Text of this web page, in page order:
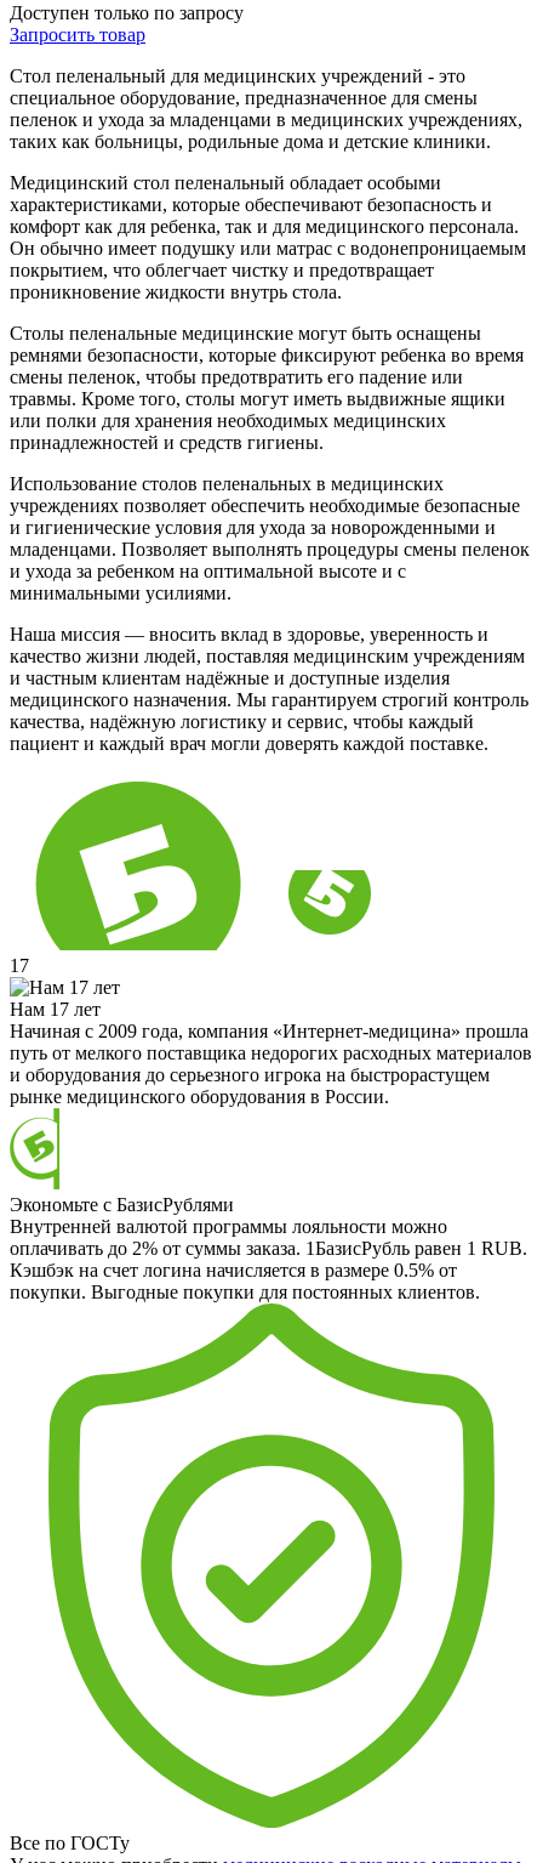
Доступен только по запросу
Запросить товар
Стол пеленальный для медицинских учреждений - это
специальное оборудование, предназначенное для смены
пеленок и ухода за младенцами в медицинских учреждениях,
таких как больницы, родильные дома и детские клиники.
Медицинский стол пеленальный обладает особыми
характеристиками, которые обеспечивают безопасность и
комфорт как для ребенка, так и для медицинского персонала.
Он обычно имеет подушку или матрас с водонепроницаемым
покрытием, что облегчает чистку и предотвращает
проникновение жидкости внутрь стола.
Столы пеленальные медицинские могут быть оснащены
ремнями безопасности, которые фиксируют ребенка во время
смены пеленок, чтобы предотвратить его падение или
травмы. Кроме того, столы могут иметь выдвижные ящики
или полки для хранения необходимых медицинских
принадлежностей и средств гигиены.
Использование столов пеленальных в медицинских
учреждениях позволяет обеспечить необходимые безопасные
и гигиенические условия для ухода за новорожденными и
младенцами. Позволяет выполнять процедуры смены пеленок
и ухода за ребенком на оптимальной высоте и с
минимальными усилиями.
Наша миссия — вносить вклад в здоровье, уверенность и
качество жизни людей, поставляя медицинским учреждениям
и частным клиентам надёжные и доступные изделия
медицинского назначения. Мы гарантируем строгий контроль
качества, надёжную логистику и сервис, чтобы каждый
пациент и каждый врач могли доверять каждой поставке.
17
Нам 17 лет
Начиная с 2009 года, компания «Интернет-медицина» прошла
путь от мелкого поставщика недорогих расходных материалов
и оборудования до серьезного игрока на быстрорастущем
рынке медицинского оборудования в России.
Экономьте с БазисРублями
Внутренней валютой программы лояльности можно
оплачивать до 2% от суммы заказа. 1БазисРубль равен 1 RUB.
Кэшбэк на счет логина начисляется в размере 0.5% от
покупки. Выгодные покупки для постоянных клиентов.
Все по ГОСТу